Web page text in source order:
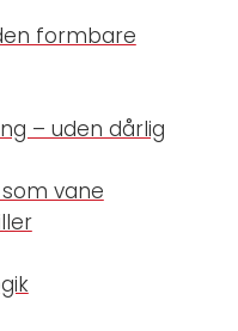
formbare
– uden dårlig
vane